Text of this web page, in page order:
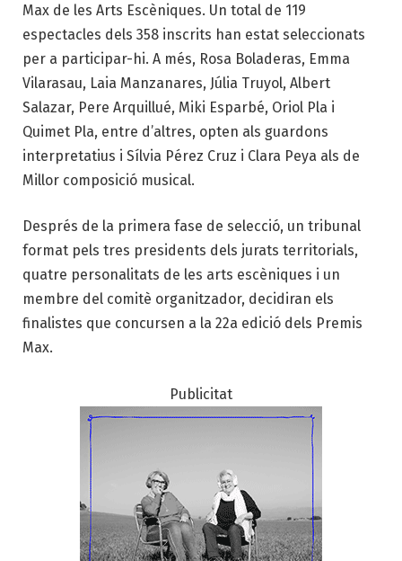
Max de les Arts Escèniques. Un total de 119
espectacles dels 358 inscrits han estat seleccionats
per a participar-hi. A més, Rosa Boladeras, Emma
Vilarasau, Laia Manzanares, Júlia Truyol, Albert
Salazar, Pere Arquillué, Miki Esparbé, Oriol Pla i
Quimet Pla, entre d’altres, opten als guardons
interpretatius i Sílvia Pérez Cruz i Clara Peya als de
Millor composició musical.
Després de la primera fase de selecció, un tribunal
format pels tres presidents dels jurats territorials,
quatre personalitats de les arts escèniques i un
membre del comitè organitzador, decidiran els
finalistes que concursen a la 22a edició dels Premis
Max.
Publicitat